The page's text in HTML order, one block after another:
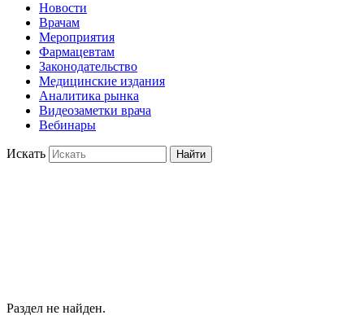
Новости
Врачам
Мероприятия
Фармацевтам
Законодательство
Медицинские издания
Аналитика рынка
Видеозаметки врача
Вебинары
Искать Найти
Раздел не найден.